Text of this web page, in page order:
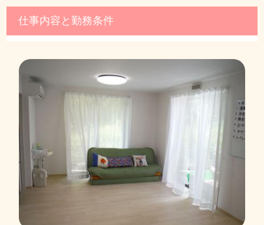
仕事内容と勤務条件